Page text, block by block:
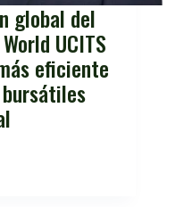
global del
UCITS
eficiente